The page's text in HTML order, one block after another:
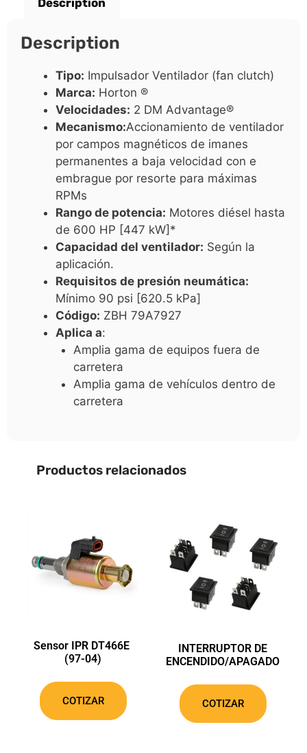
Description
Description
Tipo: Impulsador Ventilador (fan clutch)
Marca: Horton ®
Velocidades: 2 DM Advantage®
Mecanismo:Accionamiento de ventilador
por campos magnéticos de imanes
permanentes a baja velocidad con e
embrague por resorte para máximas
RPMs
Rango de potencia: Motores diésel hasta
de 600 HP [447 kW]*
Capacidad del ventilador: Según la
aplicación.
Requisitos de presión neumática:
Mínimo 90 psi [620.5 kPa]
Código: ZBH 79A7927
Aplica a:
Amplia gama de equipos fuera de
carretera
Amplia gama de vehículos dentro de
carretera
Productos relacionados
Sensor IPR DT466E
(97-04)
COTIZAR
INTERRUPTOR DE
ENCENDIDO/APAGADO
COTIZAR